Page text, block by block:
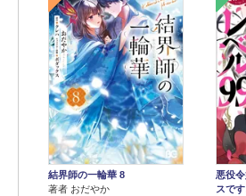
結界師の一輪華 8
著者 おだやか
悪役
スで